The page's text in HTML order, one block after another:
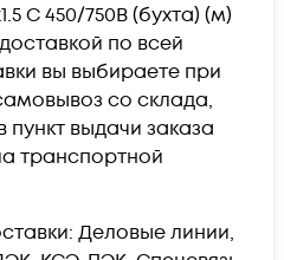
С 450/750В (бухта) (м)
по всей
вы выбираете при
со склада,
выдачи заказа
транспортной
Деловые линии,